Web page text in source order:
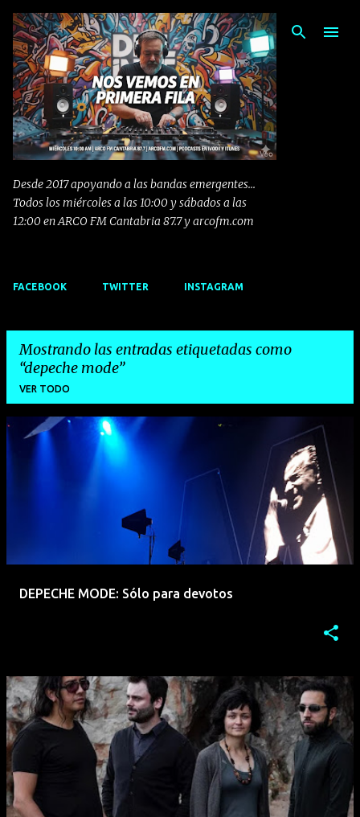
Ir al contenido principal
Desde 2017 apoyando a las bandas emergentes...
Todos los miércoles a las 10:00 y sábados a las
12:00 en ARCO FM Cantabria 87.7 y arcofm.com
FACEBOOK TWITTER INSTAGRAM
Mostrando las entradas etiquetadas como
depeche mode
VER TODO
E
DEPECHE MODE: Sólo para devotos